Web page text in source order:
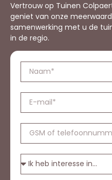
Vertrouw op Tuinen
geniet van onze
samenwerking met u de
in de regio.